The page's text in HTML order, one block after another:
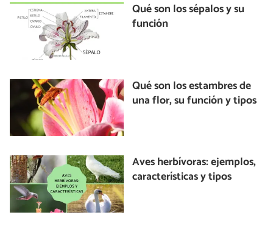
Qué son los sépalos y su
función
Qué son los estambres de
una flor, su función y tipos
Aves herbívoras: ejemplos,
características y tipos